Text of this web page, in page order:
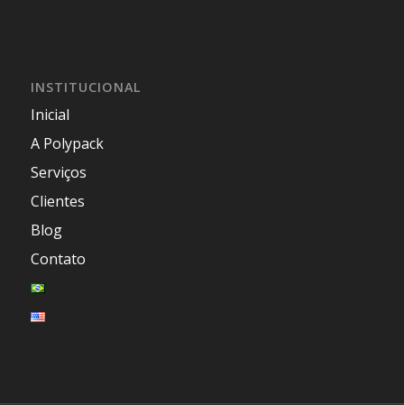
INSTITUCIONAL
Inicial
A Polypack
Serviços
Clientes
Blog
Contato